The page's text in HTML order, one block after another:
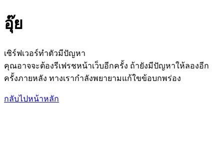
อุ๊ย
เซิร์ฟเวอร์ทำตัวมีปัญหา
คุณอาจจะต้องรีเฟรชหน้าเว็บอีกครั้ง ถ้ายังมีปัญหาให้ลองอีก
ครั้งภายหลัง ทางเรากำลังพยายามแก้ใขข้อบกพร่อง
กลับไปหน้าหลัก